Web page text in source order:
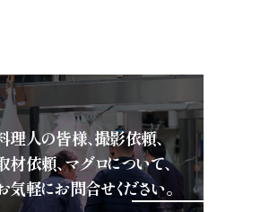
理人の皆様、撮影依頼、
材依頼、マグロについて、
気軽にお問合せください。